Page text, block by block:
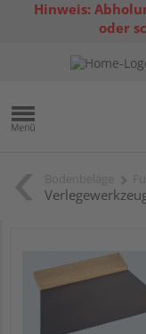
Hinweis:
oder